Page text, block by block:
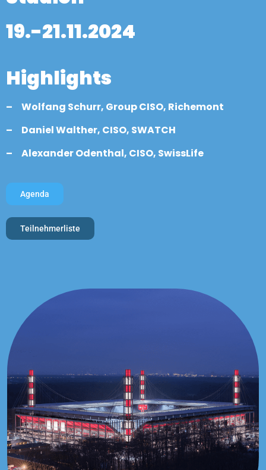
19.-21.11.2024
Highlights
– Wolfang Schurr, Group CISO, Richemont
– Daniel Walther, CISO, SWATCH
– Alexander Odenthal, CISO, SwissLife
Agenda
Teilnehmerliste